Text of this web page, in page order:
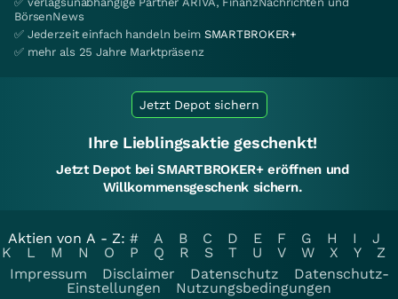
BörsenNews
✅ Jederzeit einfach handeln beim SMARTBROKER+
✅ mehr als 25 Jahre Marktpräsenz
Jetzt Depot sichern
Ihre Lieblingsaktie geschenkt!
Jetzt Depot bei SMARTBROKER+ eröffnen und
Willkommensgeschenk sichern.
Aktien von A - Z: # A B C D E F G H I
J
K
L M N O P Q R S T U V W X Y
Z
Impressum
Disclaimer Datenschutz
Datenschutz-
Einstellungen
Nutzungsbedingungen